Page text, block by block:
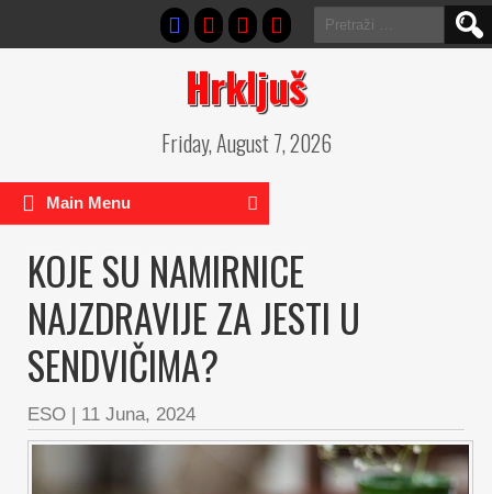
Pretraga:
Hrkljuš
Friday, August 7, 2026
Main Menu
KOJE SU NAMIRNICE
NAJZDRAVIJE ZA JESTI U
SENDVIČIMA?
ESO | 11 Juna, 2024